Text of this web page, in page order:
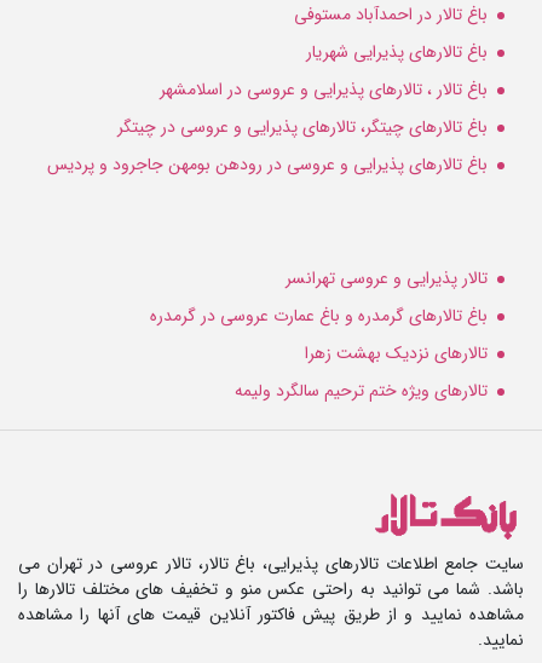
باغ تالار در احمدآباد مستوفی
باغ تالارهای پذیرایی شهریار
باغ تالار ، تالارهای پذیرایی و عروسی در اسلامشهر
باغ تالارهای چیتگر، تالارهای پذیرایی و عروسی در چیتگر
باغ تالارهای پذیرایی و عروسی در رودهن بومهن جاجرود و پردیس
تالار پذیرایی و عروسی تهرانسر
باغ تالارهای گرمدره و باغ عمارت عروسی در گرمدره
تالارهای نزدیک بهشت زهرا
تالارهای ویژه ختم ترحیم سالگرد ولیمه
سایت جامع اطلاعات تالارهای پذیرایی، باغ تالار، تالار عروسی در تهران می
باشد. شما می توانید به راحتی عکس منو و تخفیف های مختلف تالارها را
مشاهده نمایید و از طریق پیش فاکتور آنلاین قیمت های آنها را مشاهده
نمایید.